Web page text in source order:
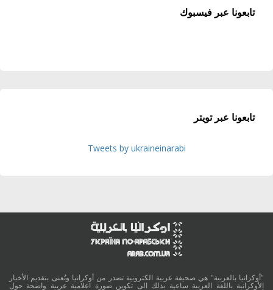
تابعونا عبر فيسبوك
تابعونا عبر تويتر
Tweets by ukraineinarabi
"أوكرانيا بالعربية" هي صحيفة عربية الكترونية تصدر من أوكرانيا وتُعنى بتقديم الأخبار
الأوكرانية باللغة العربية ساعية بذلك الى تكوين صورة اعلامية عربية واضحة حول